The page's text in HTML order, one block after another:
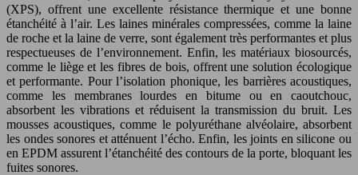
(XPS), offrent une excellente résistance thermique et une bonne
étanchéité à l’air. Les laines minérales compressées, comme la laine
de roche et la laine de verre, sont également très performantes et plus
respectueuses de l’environnement. Enfin, les matériaux biosourcés,
comme le liège et les fibres de bois, offrent une solution écologique
et performante. Pour l’isolation phonique, les barrières acoustiques,
comme les membranes lourdes en bitume ou en caoutchouc,
absorbent les vibrations et réduisent la transmission du bruit. Les
mousses acoustiques, comme le polyuréthane alvéolaire, absorbent
les ondes sonores et atténuent l’écho. Enfin, les joints en silicone ou
en EPDM assurent l’étanchéité des contours de la porte, bloquant les
fuites sonores.